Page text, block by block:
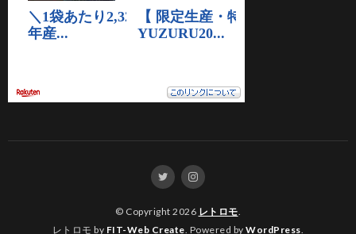
© Copyright 2026 レトロモ
レトロモ by FIT-Web Create . Powered byWordPress